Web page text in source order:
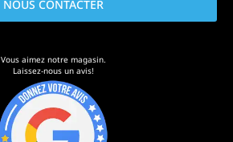
NOUS CONTACTER
Vous aimez notre magasin.
Laissez-nous un avis!